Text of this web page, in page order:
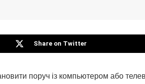
Share on Twitter
поруч із компьютером або